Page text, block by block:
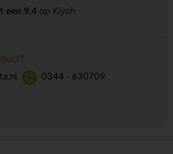
een 9,4op Kiyoh
0344 - 630709